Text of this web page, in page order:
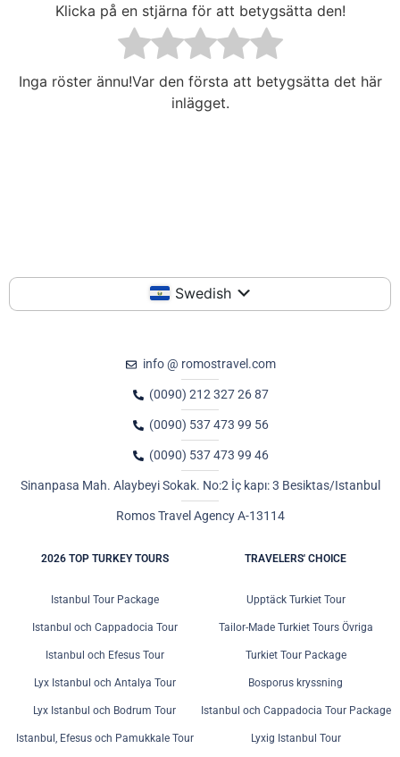
Klicka på en stjärna för att betygsätta den!
Inga röster ännu!Var den första att betygsätta det här
inlägget.
Swedish
info @ romostravel.com
(0090) 212 327 26 87
(0090) 537 473 99 56
(0090) 537 473 99 46
Sinanpasa Mah. Alaybeyi Sokak. No:2 İç kapı: 3 Besiktas/Istanbul
Romos Travel Agency A-13114
2026 TOP TURKEY TOURS
Istanbul Tour Package
Istanbul och Cappadocia Tour
Istanbul och Efesus Tour
Lyx Istanbul och Antalya Tour
Lyx Istanbul och Bodrum Tour
Istanbul, Efesus och Pamukkale Tour
TRAVELERS' CHOICE
Upptäck Turkiet Tour
Tailor-Made Turkiet Tours Övriga
Turkiet Tour Package
Bosporus kryssning
Istanbul och Cappadocia Tour Package
Lyxig Istanbul Tour